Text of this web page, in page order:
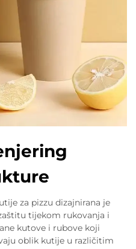
za pizzu dizajnirana je
tijekom rukovanja i
kutove i rubove koji
oblik kutije u različitim